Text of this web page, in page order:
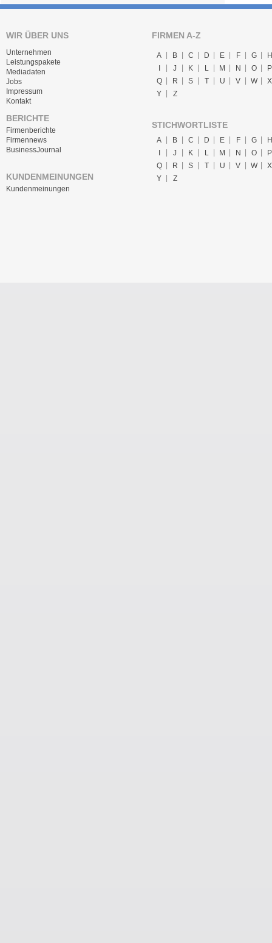
WIR ÜBER UNS
Unternehmen
Leistungspakete
Mediadaten
Jobs
Impressum
Kontakt
BERICHTE
Firmenberichte
Firmennews
BusinessJournal
KUNDENMEINUNGEN
Kundenmeinungen
FIRMEN A-Z
A B C D E F G
H
J K L M N O
P
Q
R S T U V W
X
Y
Z
STICHWORTLISTE
A B C D E F G
H
I
J K L M N O
P
Q
R S T U V W
X
Y
Z